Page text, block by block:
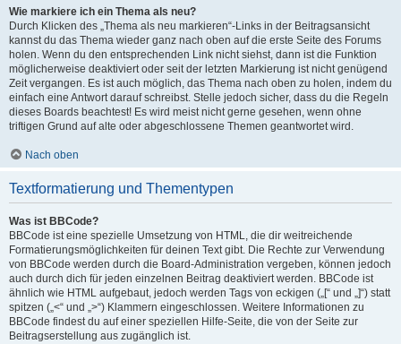
Wie markiere ich ein Thema als neu?
Durch Klicken des „Thema als neu markieren“-Links in der Beitragsansicht
kannst du das Thema wieder ganz nach oben auf die erste Seite des Forums
holen. Wenn du den entsprechenden Link nicht siehst, dann ist die Funktion
möglicherweise deaktiviert oder seit der letzten Markierung ist nicht genügend
Zeit vergangen. Es ist auch möglich, das Thema nach oben zu holen, indem du
einfach eine Antwort darauf schreibst. Stelle jedoch sicher, dass du die Regeln
dieses Boards beachtest! Es wird meist nicht gerne gesehen, wenn ohne
triftigen Grund auf alte oder abgeschlossene Themen geantwortet wird.
Nach oben
Textformatierung und Thementypen
Was ist BBCode?
BBCode ist eine spezielle Umsetzung von HTML, die dir weitreichende
Formatierungsmöglichkeiten für deinen Text gibt. Die Rechte zur Verwendung
von BBCode werden durch die Board-Administration vergeben, können jedoch
auch durch dich für jeden einzelnen Beitrag deaktiviert werden. BBCode ist
ähnlich wie HTML aufgebaut, jedoch werden Tags von eckigen („[“ und „]“) statt
spitzen („<“ und „>“) Klammern eingeschlossen. Weitere Informationen zu
BBCode findest du auf einer speziellen Hilfe-Seite, die von der Seite zur
Beitragserstellung aus zugänglich ist.